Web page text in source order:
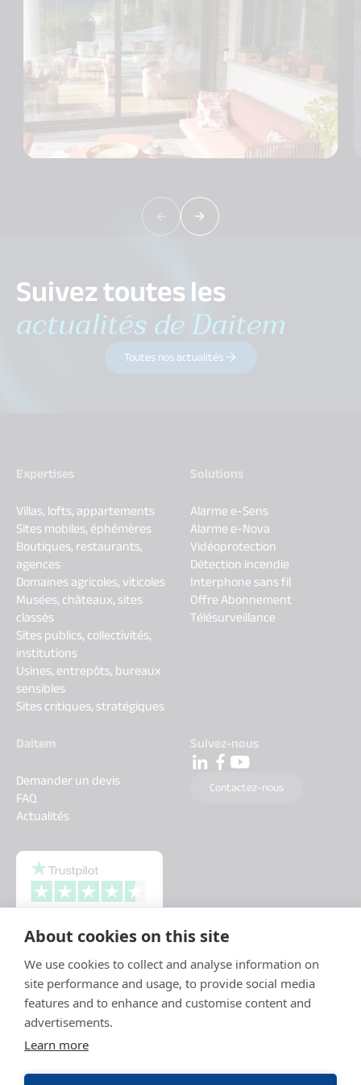
About cookies on this site
We use cookies to collect and analyse information on
site performance and usage, to provide social media
features and to enhance and customise content and
advertisements.
Learn more
Suivez toutes les
actualités de Daitem
Toutes nos actualités
Expertises
Villas, lofts, appartements
Sites mobiles, éphémères
Boutiques, restaurants,
agences
Domaines agricoles, viticoles
Musées, châteaux, sites
classés
Sites publics, collectivités,
institutions
Usines, entrepôts, bureaux
sensibles
Sites critiques, stratégiques
Solutions
Alarme e-Sens
Alarme e-Nova
Vidéoprotection
Détection incendie
Interphone sans fil
Offre Abonnement
Télésurveillance
Daitem
Demander un devis
FAQ
Actualités
Suivez-nous
Contactez-nous